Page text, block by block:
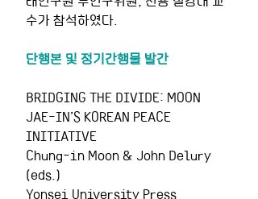
수가 참석하였다.
단행본 및 정기간행물 발간
BRIDGING THE DIVIDE: MOON
JAE-IN’S KOREAN PEACE
INITIATIVE
Chung-in Moon & John Delury
(eds.)
Yonsei University Press